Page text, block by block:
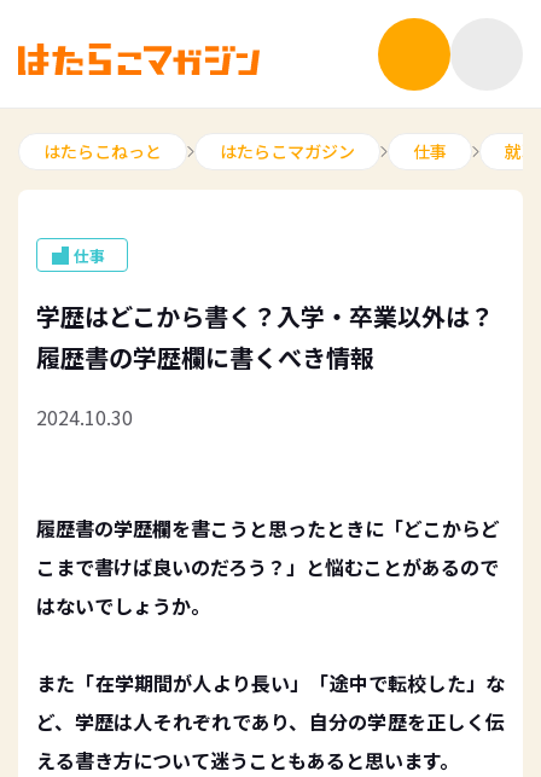
はたらこねっと はたらこマガジン 仕事 就
仕事
学歴はどこから書く？入学・卒業以外は？
履歴書の学歴欄に書くべき情報
2024.10.30
履歴書の学歴欄を書こうと思ったときに「どこからど
こまで書けば良いのだろう？」と悩むことがあるので
はないでしょうか。
また「在学期間が人より長い」「途中で転校した」な
ど、学歴は人それぞれであり、自分の学歴を正しく伝
える書き方について迷うこともあると思います。